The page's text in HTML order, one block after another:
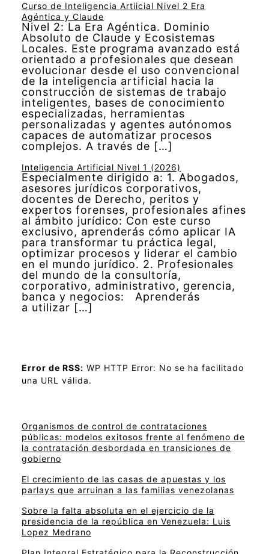
Curso de Inteligencia Artiicial Nivel 2 Era
Agéntica y Claude
Nivel 2: La Era Agéntica. Dominio
Absoluto de Claude y Ecosistemas
Locales. Este programa avanzado está
orientado a profesionales que desean
evolucionar desde el uso convencional
de la inteligencia artificial hacia la
construcción de sistemas de trabajo
inteligentes, bases de conocimiento
especializadas, herramientas
personalizadas y agentes autónomos
capaces de automatizar procesos
complejos. A través de […]
Inteligencia Artificial Nivel 1 (2026)
Especialmente dirigido a: 1. Abogados,
asesores jurídicos corporativos,
docentes de Derecho, peritos y
expertos forenses, profesionales afines
al ámbito jurídico: Con este curso
exclusivo, aprenderás cómo aplicar IA
para transformar tu práctica legal,
optimizar procesos y liderar el cambio
en el mundo jurídico. 2. Profesionales
del mundo de la consultoría,
corporativo, administrativo, gerencia,
banca y negocios: Aprenderás
a utilizar […]
Error de RSS: WP HTTP Error: No se ha facilitado
una URL válida.
Organismos de control de contrataciones
públicas: modelos exitosos frente al fenómeno de
la contratación desbordada en transiciones de
gobierno
El crecimiento de las casas de apuestas y los
parlays que arruinan a las familias venezolanas
Sobre la falta absoluta en el ejercicio de la
presidencia de la república en Venezuela: Luis
Lopez Medrano